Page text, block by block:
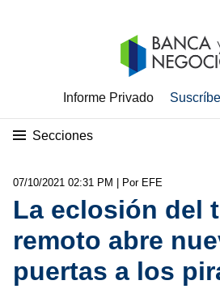
Informe Privado
Secciones
07/10/2021 02:31 PM | Por EFE
La eclosión del
remoto abre
puertas a los